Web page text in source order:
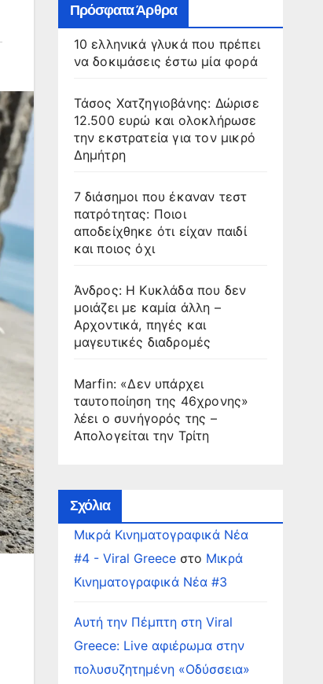
Πρόσφατα Άρθρα
10 ελληνικά γλυκά που πρέπει
να δοκιμάσεις έστω μία φορά
Τάσος Χατζηγιοβάνης: Δώρισε
12.500 ευρώ και ολοκλήρωσε
την εκστρατεία για τον μικρό
Δημήτρη
7 διάσημοι που έκαναν τεστ
πατρότητας: Ποιοι
αποδείχθηκε ότι είχαν παιδί
και ποιος όχι
Άνδρος: Η Κυκλάδα που δεν
μοιάζει με καμία άλλη –
Αρχοντικά, πηγές και
μαγευτικές διαδρομές
Marfin: «Δεν υπάρχει
ταυτοποίηση της 46χρονης»
λέει ο συνήγορός της –
Απολογείται την Τρίτη
Σχόλια
Μικρά Κινηματογραφικά Νέα
#4 - Viral Greeceστο Μικρά
Κινηματογραφικά Νέα #3
Αυτή την Πέμπτη στη Viral
Greece: Live αφιέρωμα στην
πολυσυζητημένη «Οδύσσεια»